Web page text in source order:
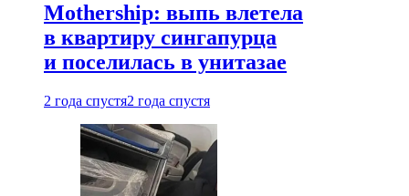
Mothership: выпь влетела
в квартиру сингапурца
и поселилась в унитазае
2 года спустя2 года спустя